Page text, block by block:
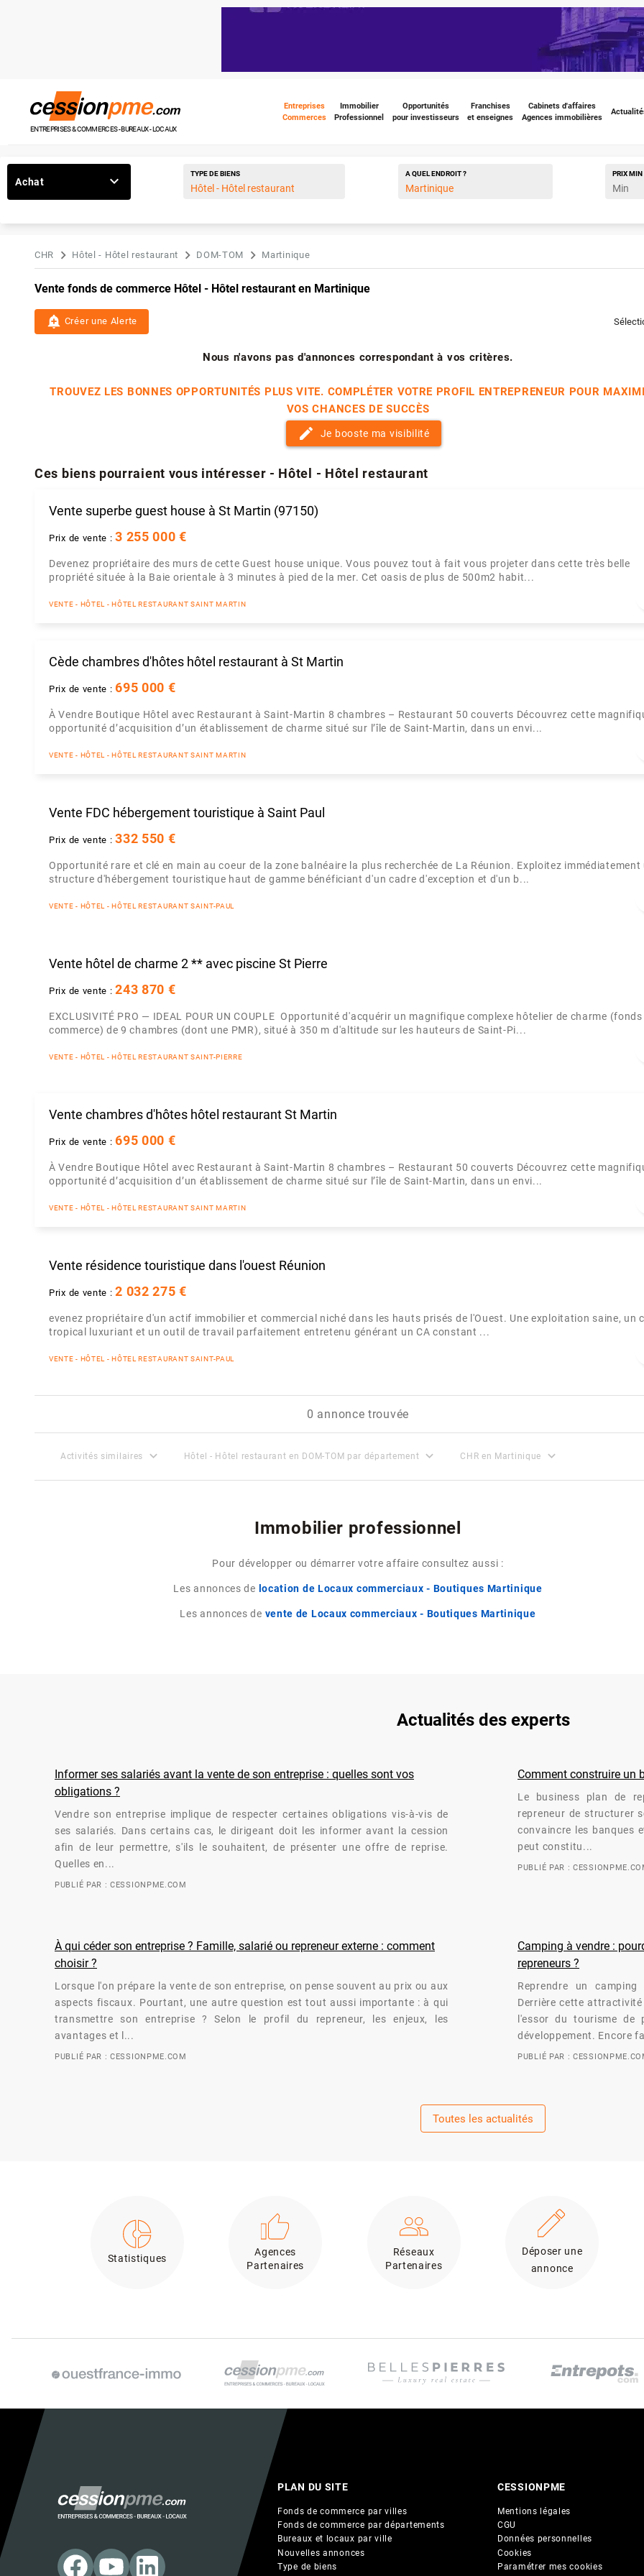
ENTREPRISES & COMMERCES - BUREAUX - LOCAUX
Entreprises
Commerces
Immobilier
Professionnel
Opportunités
pour investisseurs
Franchises
et enseignes
Cabinets d'affaires
Agences immobilières
Achat
TYPE DE BIENS A QUEL ENDROIT ? PRIXMIN
CHR Hôtel - Hôtel restaurant DOM-TOM Martinique
Vente fonds de commerce Hôtel - Hôtel restaurant en Martinique
add_alert Créer une Alerte
Nous n'avons pas d'annonces correspondant à vos critères.
TROUVEZ LES BONNES OPPORTUNITÉS PLUS VITE. COMPLÉTER VOTRE PROFIL ENTREPRENEUR POUR
VOS CHANCES DE SUCCÈS
edit Je booste ma visibilité
Ces biens pourraient vous intéresser - Hôtel - Hôtel restaurant
Vente superbe guest house à St Martin (97150)
Prix de vente :3 255 000 €
Devenez propriétaire des murs de cette Guest house unique. Vous pouvez tout à fait vous projeter dans cette très belle
propriété située à la Baie orientale à 3 minutes à pied de la mer. Cet oasis de plus de 500m2 habit...
VENTE - HÔTEL - HÔTEL RESTAURANT SAINT MARTIN
Cède chambres d'hôtes hôtel restaurant à St Martin
Prix de vente :695 000 €
À Vendre Boutique Hôtel avec Restaurant à Saint-Martin 8 chambres – Restaurant 50 couverts Découvrez cette
opportunité d’acquisition d’un établissement de charme situé sur l’île de Saint-Martin, dans un envi...
VENTE - HÔTEL - HÔTEL RESTAURANT SAINT MARTIN
Vente FDC hébergement touristique à Saint Paul
Prix de vente :332 550 €
Opportunité rare et clé en main au coeur de la zone balnéaire la plus recherchée de La Réunion. Exploitez immédiatement
structure d'hébergement touristique haut de gamme bénéficiant d'un cadre d'exception et d'un b...
VENTE - HÔTEL - HÔTEL RESTAURANT SAINT-PAUL
Vente hôtel de charme 2 ** avec piscine St Pierre
Prix de vente :243 870 €
EXCLUSIVITÉ PRO — IDEAL POUR UN COUPLE Opportunité d'acquérir un magnifique complexe hôtelier de charme (fonds
commerce) de 9 chambres (dont une PMR), situé à 350 m d'altitude sur les hauteurs de Saint-Pi...
VENTE - HÔTEL - HÔTEL RESTAURANT SAINT-PIERRE
Vente chambres d'hôtes hôtel restaurant St Martin
Prix de vente :695 000 €
À Vendre Boutique Hôtel avec Restaurant à Saint-Martin 8 chambres – Restaurant 50 couverts Découvrez cette
opportunité d’acquisition d’un établissement de charme situé sur l’île de Saint-Martin, dans un envi...
VENTE - HÔTEL - HÔTEL RESTAURANT SAINT MARTIN
Vente résidence touristique dans l'ouest Réunion
Prix de vente :2 032 275 €
evenez propriétaire d'un actif immobilier et commercial niché dans les hauts prisés de l'Ouest. Une exploitation saine, un
tropical luxuriant et un outil de travail parfaitement entretenu générant un CA constant ...
VENTE - HÔTEL - HÔTEL RESTAURANT SAINT-PAUL
0 annonce trouvée
Activités similaires expand_more Hôtel - Hôtel restaurant en DOM-TOM par département expand_more CHR en Martinique expand_more
Immobilier professionnel
Pour développer ou démarrer votre affaire consultez aussi :
Les annonces de location de Locaux commerciaux - Boutiques Martinique
Les annonces de vente de Locaux commerciaux - Boutiques Martinique
Actualités des experts
Informer ses salariés avant la vente de son entreprise : quelles sont vos
obligations ?
Vendre son entreprise implique de respecter certaines obligations vis-à-vis de
ses salariés. Dans certains cas, le dirigeant doit les informer avant la cession
afin de leur permettre, s'ils le souhaitent, de présenter une offre de reprise.
Quelles en...
PUBLIÉ PAR : CESSIONPME.COM
Comment construire un
Le business plan de
repreneur de structurer
convaincre les banques
peut constitu...
PUBLIÉ PAR :
À qui céder son entreprise ? Famille, salarié ou repreneur externe : comment
choisir ?
Lorsque l'on prépare la vente de son entreprise, on pense souvent au prix ou aux
aspects fiscaux. Pourtant, une autre question est tout aussi importante : à qui
transmettre son entreprise ? Selon le profil du repreneur, les enjeux, les
avantages et l...
PUBLIÉ PAR : CESSIONPME.COM
Camping à vendre :
repreneurs ?
Reprendre un
Derrière cette
l'essor du tourisme de
développement. Encore
PUBLIÉ PAR :
Toutes les actualités
Statistiques
Agences
Partenaires
Réseaux
Partenaires
Déposer une
annonce
PLAN DU SITE
Fonds de commerce par villes
Fonds de commerce par départements
Bureaux et locaux par ville
Nouvelles annonces
Type de biens
CESSIONPME
Mentions légales
CGU
Données personnelles
Cookies
Paramétrer mes cookies